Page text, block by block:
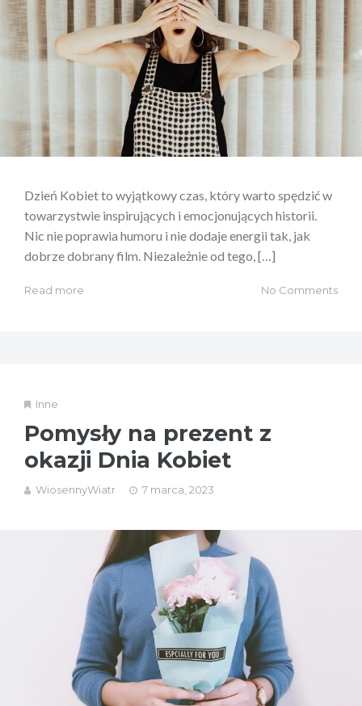
Dzień Kobiet to wyjątkowy czas, który warto spędzić w
towarzystwie inspirujących i emocjonujących historii.
Nic nie poprawia humoru i nie dodaje energii tak, jak
dobrze dobrany film. Niezależnie od tego, […]
Read more No Comments
Inne
Pomysły na prezent z
okazji Dnia Kobiet
WiosennyWiatr 7 marca, 2023